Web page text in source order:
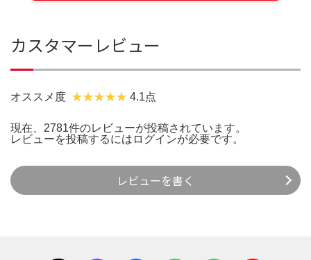
カスタマーレビュー
オススメ度 4.1点
現在、2781件のレビューが投稿されています。
レビューを投稿するには ログインが必要です。
レビューを書く